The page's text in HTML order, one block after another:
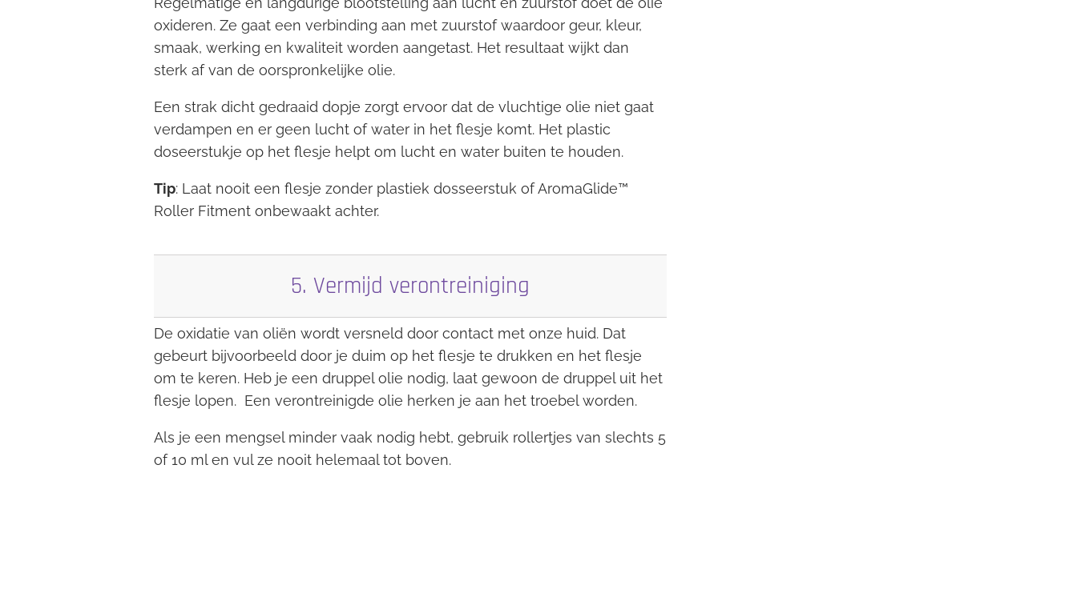
oxideren. Ze gaat een verbinding aan met zuurstof waardoor geur, kleur,
smaak, werking en kwaliteit worden aangetast. Het resultaat wijkt dan
sterk af van de oorspronkelijke olie.
Een strak dicht gedraaid dopje zorgt ervoor dat de vluchtige olie niet gaat
verdampen en er geen lucht of water in het flesje komt. Het plastic
doseerstukje op het flesje helpt om lucht en water buiten te houden.
Tip: Laat nooit een flesje zonder plastiek dosseerstuk of AromaGlide™
Roller Fitment onbewaakt achter.
5. Vermijd verontreiniging
De oxidatie van oliën wordt versneld door contact met onze huid. Dat
gebeurt bijvoorbeeld door je duim op het flesje te drukken en het flesje
om te keren. Heb je een druppel olie nodig, laat gewoon de druppel uit het
flesje lopen. Een verontreinigde olie herken je aan het troebel worden.
Als je een mengsel minder vaak nodig hebt, gebruik rollertjes van slechts 5
of 10 ml en vul ze nooit helemaal tot boven.